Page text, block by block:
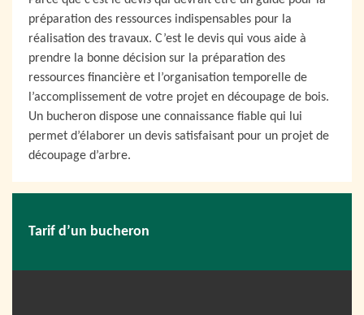
préparation des ressources indispensables pour la
réalisation des travaux. C’est le devis qui vous aide à
prendre la bonne décision sur la préparation des
ressources financière et l’organisation temporelle de
l’accomplissement de votre projet en découpage de bois.
Un bucheron dispose une connaissance fiable qui lui
permet d’élaborer un devis satisfaisant pour un projet de
découpage d’arbre.
Tarif d’un bucheron